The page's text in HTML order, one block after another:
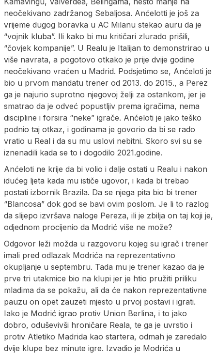
neočekivano zadržanog Sebaljosa. Anćelotti je još za
vrijeme dugog boravka u AC Milanu stekao auru da je
“vojnik kluba”. Ili kako bi mu kritičari zlurado prišili,
“čovjek kompanije”. U Realu je Italijan to demonstrirao u
više navrata, a pogotovo otkako je prije dvije godine
neočekivano vraćen u Madrid. Podsjetimo se, Anćeloti je
bio u prvom mandatu trener od 2013. do 2015., a Perez
ga je najurio suprotno njegovoj želji za ostankom, jer je
smatrao da je odveć popustljiv prema igračima, nema
discipline i forsira “neke” igrače. Anćeloti je jako teško
podnio taj otkaz, i godinama je govorio da bi se rado
vratio u Real i da su mu uslovi nebitni. Skoro svi su se
iznenadili kada se to i dogodilo 2021.godine.
Anćeloti ne krije da bi volio i dalje ostati u Realu i nakon
idućeg ljeta kada mu ističe ugovor, i kada bi trebao
postati izbornik Brazila. Da se njega pita bio bi trener
“Blancosa” dok god se bavi ovim poslom. Je li to razlog
da slijepo izvršava naloge Pereza, ili je zbilja on taj koji je,
odjednom procijenio da Modrić više ne može?
Odgovor leži možda u razgovoru kojeg su igrač i trener
imali pred odlazak Modrića na reprezentativno
okupljanje u septembru. Tada mu je trener kazao da je
prve tri utakmice bio na klupi jer je htio pružiti priliku
mladima da se pokažu, ali da će nakon reprezentativne
pauzu on opet zauzeti mjesto u prvoj postavi i igrati.
Iako je Modrić igrao protiv Union Berlina, i to jako
dobro, oduševivši hroničare Reala, te ga je uvrstio i
protiv Atletiko Madrida kao startera, odmah je zaredalo
dvije klupe bez minute igre. Izvadio je Modrića u